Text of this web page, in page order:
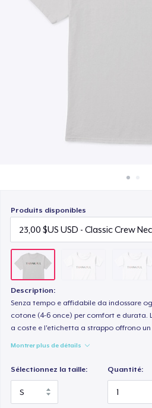
Produits disponibles
Description:
Senza tempo e affidabile da indossare
cotone (4-6 once) per comfort e durata.
a coste e l'etichetta a strappo offrono
Montrer plus de détails
Sélectionnez la taille: Quantité:
Classic Long Sleeve Tee